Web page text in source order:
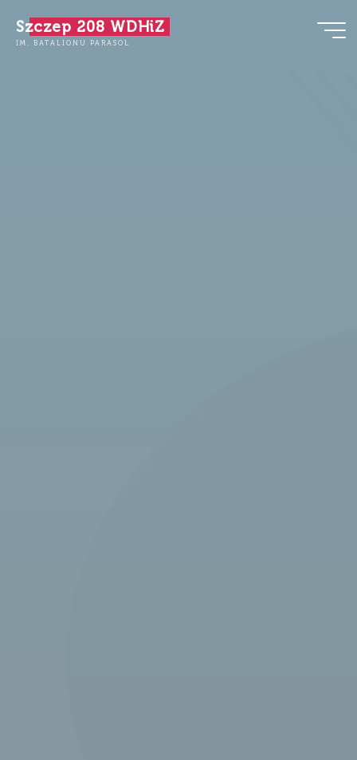
treści
Szczep 208 WDHiZ
IM. BATALIONU PARASOL